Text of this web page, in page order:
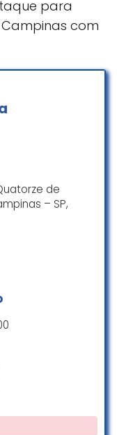
para
com
de
– SP,